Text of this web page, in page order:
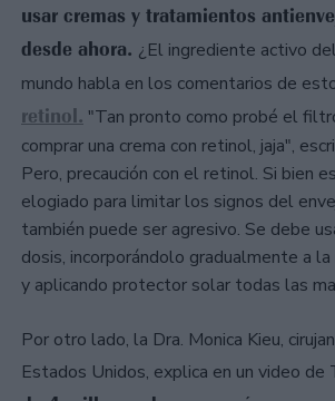
usar cremas y tratamientos
desde ahora. ¿El ingrediente activo
mundo habla en los comentarios de
retinol. "Tan pronto como probé el
comprar una crema con retinol, jaja",
Pero, precaución con el retinol. Si bien
elogiado para limitar los signos del
también puede ser agresivo. Se debe
dosis, incorporándolo gradualmente a
y aplicando protector solar todas las
Por otro lado, la Dra. Monica Kieu,
Estados Unidos, explica en un video de